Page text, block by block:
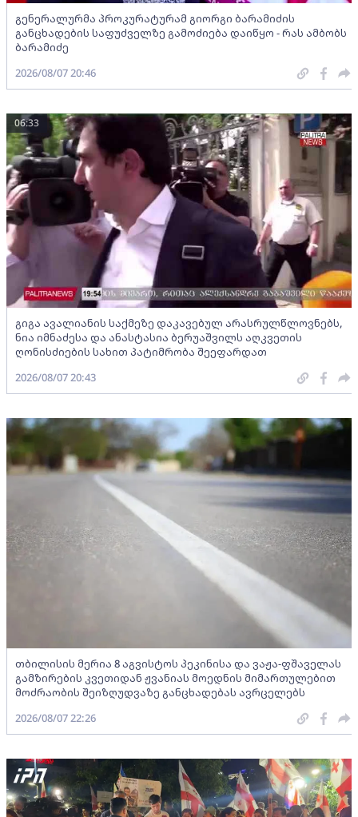
გენერალურმა პროკურატურამ გიორგი ბარამიძის
განცხადების საფუძველზე გამოძიება დაიწყო - რას ამბობს
ბარამიძე
2026/08/07 20:46
გიგა ავალიანის საქმეზე დაკავებულ არასრულწლოვნებს,
ნია იმნაძესა და ანასტასია ბერუაშვილს აღკვეთის
ღონისძიების სახით პატიმრობა შეეფარდათ
06:33
2026/08/07 20:43
თბილისის მერია 8 აგვისტოს პეკინისა და ვაჟა-ფშაველას
გამზირების კვეთიდან ჟვანიას მოედნის მიმართულებით
მოძრაობის შეიზღუდვაზე განცხადებას ავრცელებს
2026/08/07 22:26